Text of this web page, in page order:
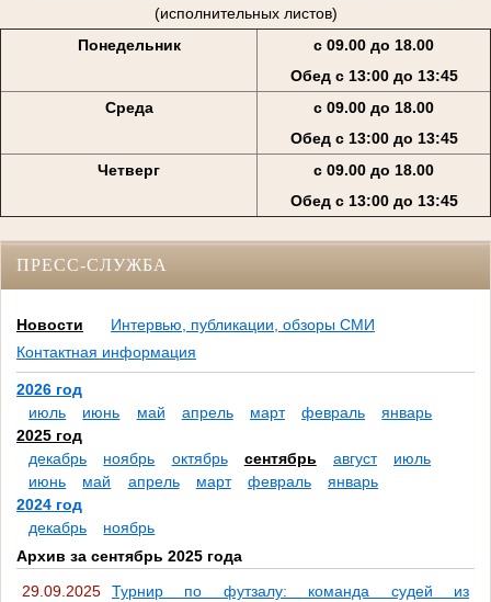
(исполнительных листов)
Понедельник
с 09.00 до 18.00
Обед с 13:00 до 13:45
Среда
с 09.00 до 18.00
Обед с 13:00 до 13:45
Четверг
с 09.00 до 18.00
Обед с 13:00 до 13:45
ПРЕСС-СЛУЖБА
Новости
Интервью, публикации, обзоры СМИ
Контактная информация
2026 год
июль
июнь май апрель март февраль
январь
2025 год
декабрь
ноябрь октябрь сентябрь август
июль
июнь
май апрель март февраль
январь
2024 год
декабрь
ноябрь
Архив за сентябрь 2025 года
29.09.2025
Турнир по футзалу: команда судей из